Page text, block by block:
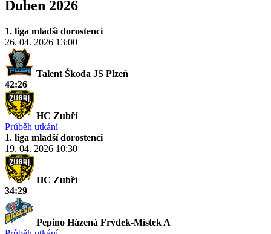
Duben 2026
1. liga mladší dorostenci
26. 04. 2026 13:00
Talent Škoda JS Plzeň
42:26
HC Zubří
Průběh utkání
1. liga mladší dorostenci
19. 04. 2026 10:30
HC Zubří
34:29
Pepino Házená Frýdek-Místek A